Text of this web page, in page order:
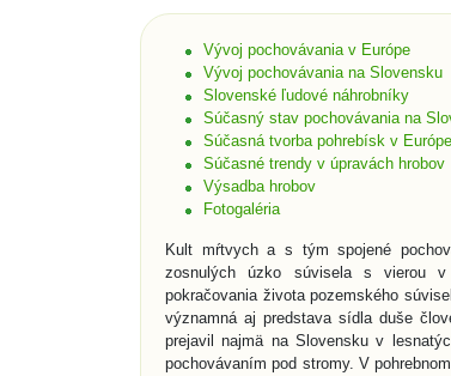
Vývoj pochovávania v Európe
Vývoj pochovávania na Slovensku
Slovenské ľudové náhrobníky
Súčasný stav pochovávania na
Súčasná tvorba pohrebísk v Európe
Súčasné trendy v úpravách hrobov
Výsadba hrobov
Fotogaléria
Kult mŕtvych a s tým spojené
zosnulých úzko súvisela s vierou
pokračovania života pozemského
významná aj predstava sídla duše
prejavil najmä na Slovensku v
pochovávaním pod stromy. V